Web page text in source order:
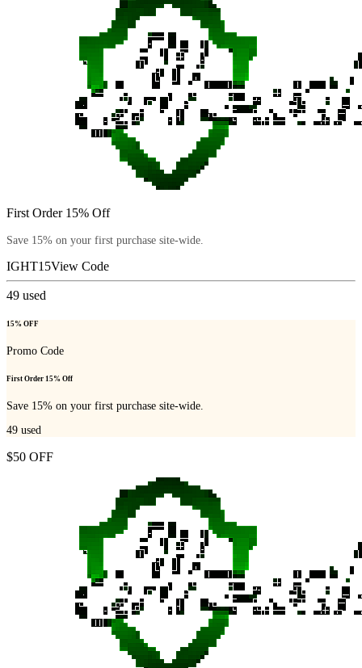
First Order 15% Off
Save 15% on your first purchase site-wide.
IGHT15View Code
49 used
15% OFF
Promo Code
First Order 15% Off
Save 15% on your first purchase site-wide.
49 used
$50 OFF